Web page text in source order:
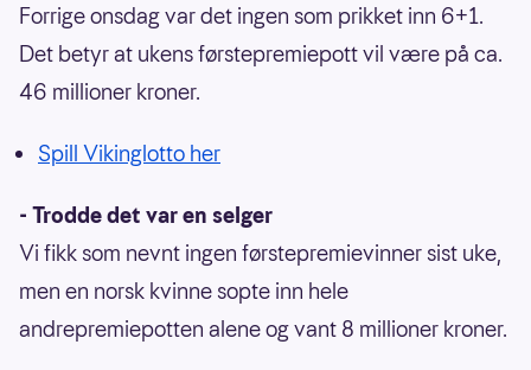
Forrige onsdag var det ingen som prikket inn 6+1.
Det betyr at ukens førstepremiepott vil være på ca.
46 millioner kroner.
Spill Vikinglotto her
- Trodde det var en selger
Vi fikk som nevnt ingen førstepremievinner sist uke,
men en norsk kvinne sopte inn hele
andrepremiepotten alene og vant 8 millioner kroner.